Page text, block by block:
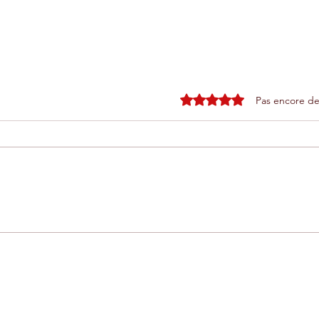
Domaine Limoune : le Safari
Noté 0 étoile sur 5.
Pas encore